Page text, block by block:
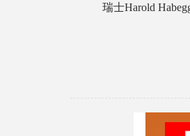
瑞士Harold